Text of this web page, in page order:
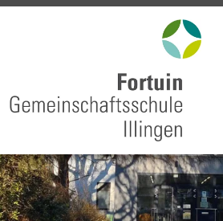
Skip to main navigation
Skip to main content
Skip to page footer